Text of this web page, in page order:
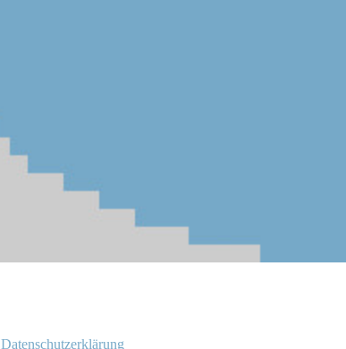
Datenschutzerklärung